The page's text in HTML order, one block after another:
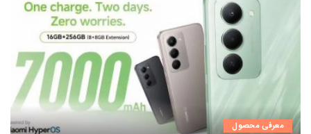
معرفی محصول